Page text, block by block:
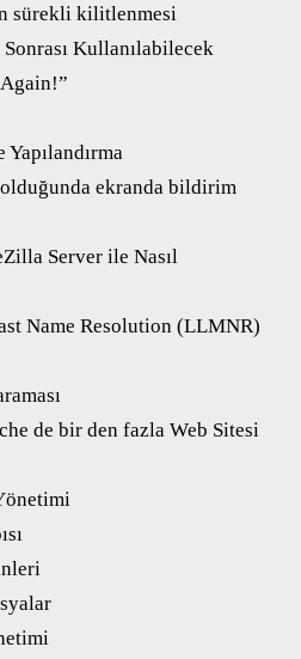
sürekli kilitlenmesi
Kullanılabilecek
ekranda bildirim
Server ile Nasıl
Name Resolution (LLMNR)
de bir den fazla Web Sitesi